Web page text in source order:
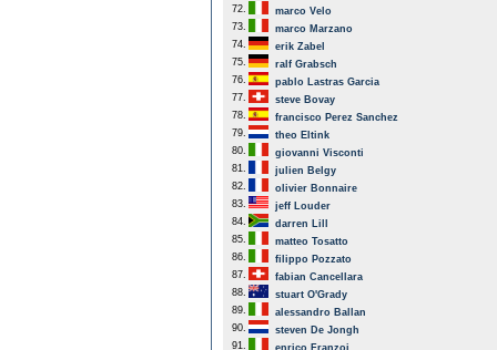
72.
marco Velo
73.
marco Marzano
74.
erik Zabel
75.
ralf Grabsch
76.
pablo Lastras Garcia
77.
steve Bovay
78.
francisco Perez Sanchez
79.
theo Eltink
80.
giovanni Visconti
81.
julien Belgy
82.
olivier Bonnaire
83.
jeff Louder
84.
darren Lill
85.
matteo Tosatto
86.
filippo Pozzato
87.
fabian Cancellara
88.
stuart O'Grady
89.
alessandro Ballan
90.
steven De Jongh
91.